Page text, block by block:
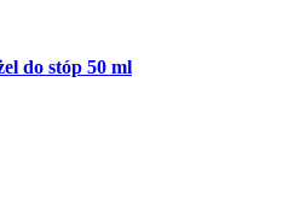
do stóp 50 ml